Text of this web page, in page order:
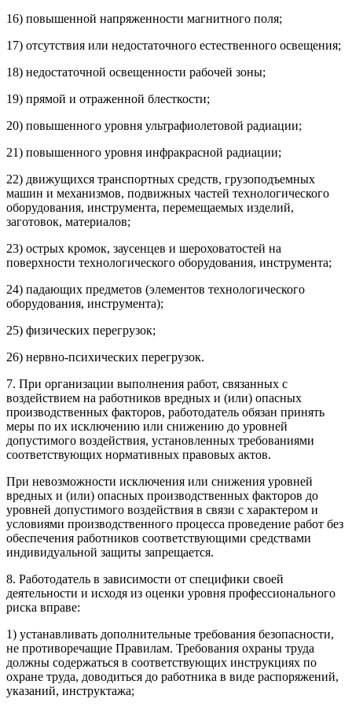
16) повышенной напряженности магнитного поля;
17) отсутствия или недостаточного естественного освещения;
18) недостаточной освещенности рабочей зоны;
19) прямой и отраженной блесткости;
20) повышенного уровня ультрафиолетовой радиации;
21) повышенного уровня инфракрасной радиации;
22) движущихся транспортных средств, грузоподъемных
машин и механизмов, подвижных частей технологического
оборудования, инструмента, перемещаемых изделий,
заготовок, материалов;
23) острых кромок, заусенцев и шероховатостей на
поверхности технологического оборудования, инструмента;
24) падающих предметов (элементов технологического
оборудования, инструмента);
25) физических перегрузок;
26) нервно-психических перегрузок.
7. При организации выполнения работ, связанных с
воздействием на работников вредных и (или) опасных
производственных факторов, работодатель обязан принять
меры по их исключению или снижению до уровней
допустимого воздействия, установленных требованиями
соответствующих нормативных правовых актов.
При невозможности исключения или снижения уровней
вредных и (или) опасных производственных факторов до
уровней допустимого воздействия в связи с характером и
условиями производственного процесса проведение работ без
обеспечения работников соответствующими средствами
индивидуальной защиты запрещается.
8. Работодатель в зависимости от специфики своей
деятельности и исходя из оценки уровня профессионального
риска вправе:
1) устанавливать дополнительные требования безопасности,
не противоречащие Правилам. Требования охраны труда
должны содержаться в соответствующих инструкциях по
охране труда, доводиться до работника в виде распоряжений,
указаний, инструктажа;